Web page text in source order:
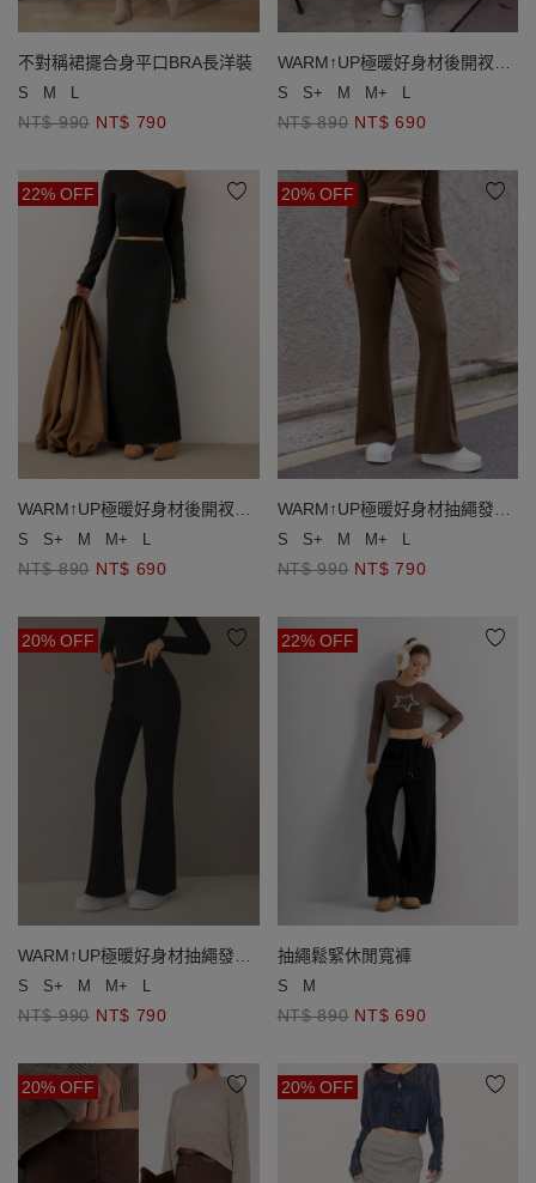
不對稱裙擺合身平口BRA長洋裝
S M
NT$ 990 NT$ 790
WARM↑UP極暖好身材後開衩發
熱直筒長裙
S S+ M M+
NT$ 890 NT$ 690
22% OFF
WARM↑UP極暖好身材後開衩發
熱直筒長裙
S S+ M M+
NT$ 890 NT$ 690
20% OFF
WARM↑UP極暖好身材抽繩發熱
小喇叭長褲
S S+ M M+
NT$ 990 NT$ 790
20% OFF
WARM↑UP極暖好身材抽繩發熱
小喇叭長褲
S S+ M M+
NT$ 990 NT$ 790
22% OFF
抽繩鬆緊休閒寬褲
S M
NT$ 890 NT$ 690
20% OFF 20% OFF